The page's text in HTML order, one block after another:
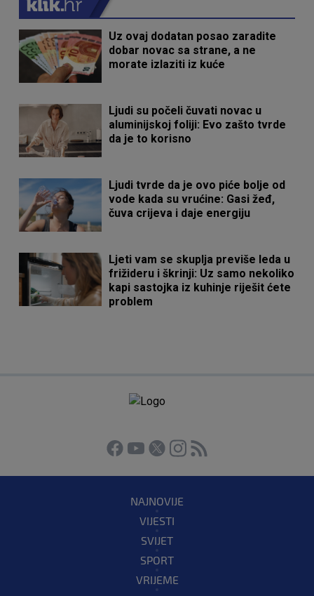
Uz ovaj dodatan posao zaradite
dobar novac sa strane, a ne
morate izlaziti iz kuće
Ljudi su počeli čuvati novac u
aluminijskoj foliji: Evo zašto tvrde
da je to korisno
Ljudi tvrde da je ovo piće bolje od
vode kada su vrućine: Gasi žeđ,
čuva crijeva i daje energiju
Ljeti vam se skuplja previše leda u
frižideru i škrinji: Uz samo nekoliko
kapi sastojka iz kuhinje riješit ćete
problem
NAJNOVIJE
VIJESTI
SVIJET
SPORT
VRIJEME